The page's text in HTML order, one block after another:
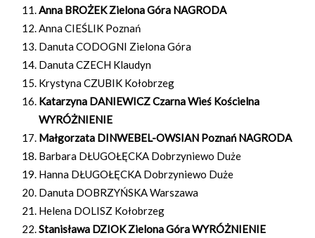
Anna BROŻEK Zielona Góra NAGRODA
Anna CIEŚLIK Poznań
Danuta CODOGNI Zielona Góra
Danuta CZECH Klaudyn
Krystyna CZUBIK Kołobrzeg
Katarzyna DANIEWICZ Czarna Wieś Kościelna
WYRÓŻNIENIE
Małgorzata DINWEBEL-OWSIAN Poznań NAGRODA
Barbara DŁUGOŁĘCKA Dobrzyniewo Duże
Hanna DŁUGOŁĘCKA Dobrzyniewo Duże
Danuta DOBRZYŃSKA Warszawa
Helena DOLISZ Kołobrzeg
Stanisława DZIOK Zielona Góra WYRÓŻNIENIE